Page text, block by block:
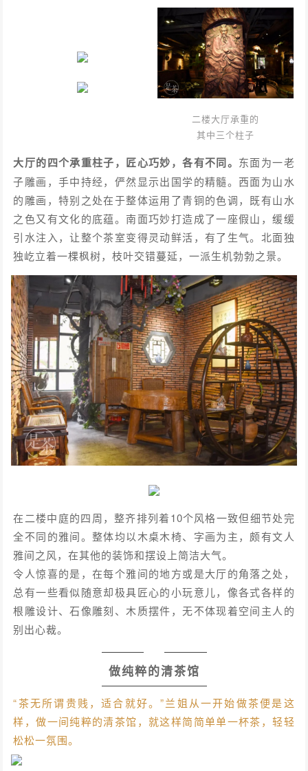
二楼大厅承重的
其中三个柱子
大厅的四个承重柱子，匠心巧妙，各有不同。 东面为一老
子雕画，手中持经，俨然显示出国学的精髓。西面为山水
的雕画，特别之处在于整体运用了青铜的色调，既有山水
之色又有文化的底蕴。南面巧妙打造成了一座假山，缓缓
引水注入，让整个茶室变得灵动鲜活，有了生气。北面独
独屹立着一棵枫树，枝叶交错蔓延，一派生机勃勃之景。
在二楼中庭的四周，整齐排列着10个风格一致但细节处完
全不同的雅间。整体均以木桌木椅、字画为主，颇有文人
雅间之风，在其他的装饰和摆设上简洁大气。
令人惊喜的是，在每个雅间的地方或是大厅的角落之处，
总有一些看似随意却极具匠心的小玩意儿，像各式各样的
根雕设计、石像雕刻、木质摆件，无不体现着空间主人的
别出心裁。
做纯粹的清茶馆
“茶无所谓贵贱，适合就好。”兰姐从一开始做茶便是这
样，做一间纯粹的清茶馆，就这样简简单单一杯茶，轻轻
松松一氛围。